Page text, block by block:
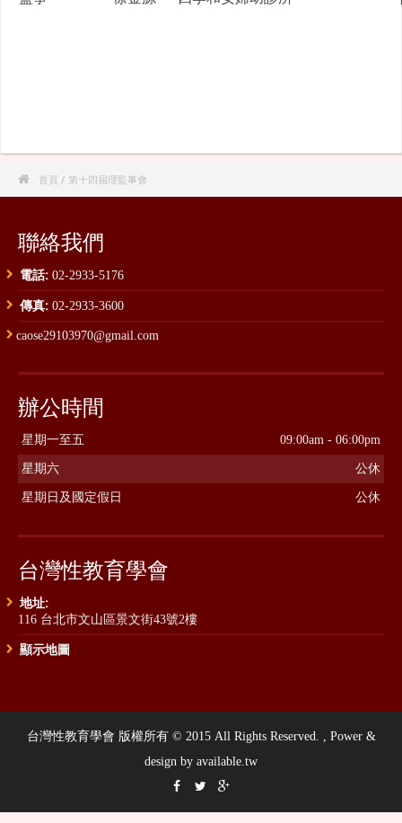
 首頁 / 第十四屆理監事會
聯絡我們
電話: 02-2933-5176
傳真: 02-2933-3600
caose29103970@gmail.com
辦公時間
星期一至五 09:00am - 06:00pm
星期六 公休
星期日及國定假日 公休
台灣性教育學會
地址:
116 台北市文山區景文街43號2樓
顯示地圖
台灣性教育學會 版權所有 © 2015 All Rights Reserved. , Power &
design by available.tw
  